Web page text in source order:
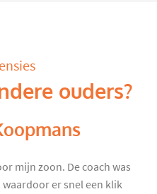
ouders?
mijn zoon. De coach was
er snel een klik